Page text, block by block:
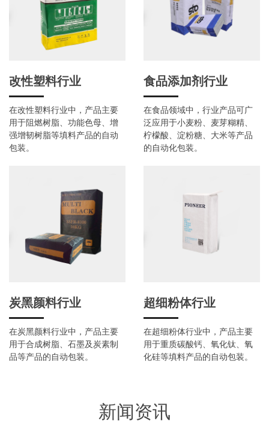
改性塑料行业
在改性塑料行业中，产品主要
用于阻燃树脂、功能色母、增
强增韧树脂等填料产品的自动
包装。
食品添加剂行业
在食品领域中，行业产品可广
泛应用于小麦粉、麦芽糊精、
柠檬酸、淀粉糖、大米等产品
的自动化包装。
炭黑颜料行业
在炭黑颜料行业中，产品主要
用于合成树脂、石墨及炭素制
品等产品的自动包装。
超细粉体行业
在超细粉体行业中，产品主要
用于重质碳酸钙、氧化钛、氧
化硅等填料产品的自动包装。
新闻资讯